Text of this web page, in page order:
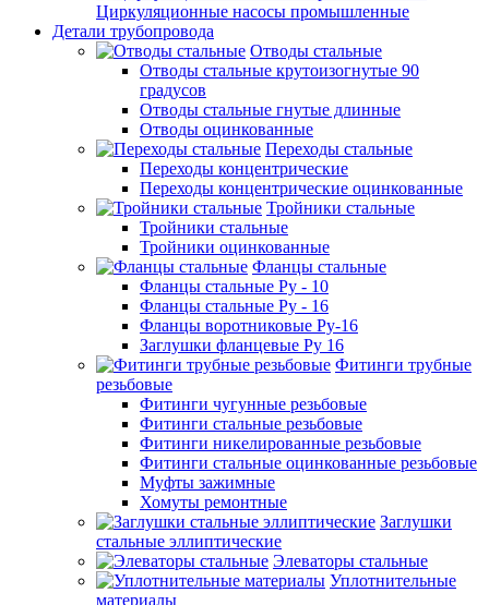
Циркуляционные насосы промышленные
Детали трубопровода
Отводы стальные
Отводы стальные крутоизогнутые 90
градусов
Отводы стальные гнутые длинные
Отводы оцинкованные
Переходы стальные
Переходы концентрические
Переходы концентрические оцинкованные
Тройники стальные
Тройники стальные
Тройники оцинкованные
Фланцы стальные
Фланцы стальные Ру - 10
Фланцы стальные Ру - 16
Фланцы воротниковые Ру-16
Заглушки фланцевые Ру 16
Фитинги трубные
резьбовые
Фитинги чугунные резьбовые
Фитинги стальные резьбовые
Фитинги никелированные резьбовые
Фитинги стальные оцинкованные резьбовые
Муфты зажимные
Хомуты ремонтные
Заглушки
стальные эллиптические
Элеваторы стальные
Уплотнительные
материалы